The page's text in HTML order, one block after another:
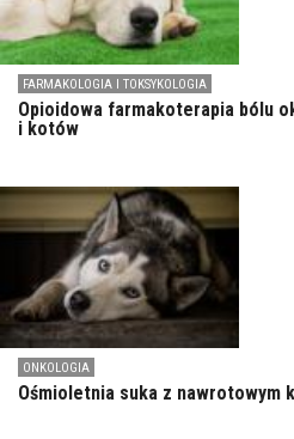
FARMAKOLOGIA I TOKSYKOLOGIA
Opioidowa farmakoterapia bólu
i kotów
ONKOLOGIA
Ośmioletnia suka z nawrotowym